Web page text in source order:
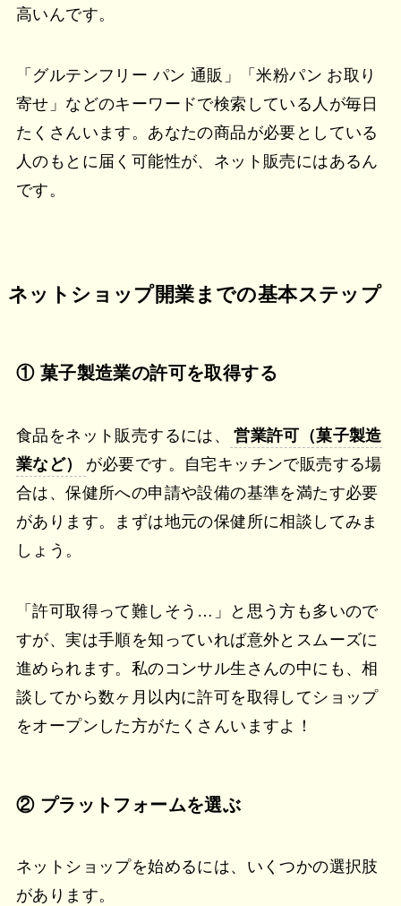
高いんです。
「グルテンフリー パン 通販」「米粉パン お取り
寄せ」などのキーワードで検索している人が毎日
たくさんいます。あなたの商品が必要としている
人のもとに届く可能性が、ネット販売にはあるん
です。
ネットショップ開業までの基本ステップ
① 菓子製造業の許可を取得する
食品をネット販売するには、
営業許可（菓子製造
業など）
が必要です。自宅キッチンで販売する場
合は、保健所への申請や設備の基準を満たす必要
があります。まずは地元の保健所に相談してみま
しょう。
「許可取得って難しそう…」と思う方も多いので
すが、実は手順を知っていれば意外とスムーズに
進められます。私のコンサル生さんの中にも、相
談してから数ヶ月以内に許可を取得してショップ
をオープンした方がたくさんいますよ！
② プラットフォームを選ぶ
ネットショップを始めるには、いくつかの選択肢
があります。